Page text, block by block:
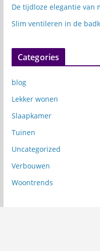
De tijdloze elegantie
Slim ventileren in de
Categories
blog
Lekker wonen
Slaapkamer
Tuinen
Uncategorized
Verbouwen
Woontrends